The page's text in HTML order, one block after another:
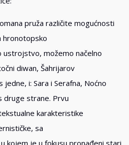
pruža različite mogućnosti
hronotopsko
možemo načelno
diwan, Šahrijarov
i: Sara i Serafna, Noćno
druge strane. Prvu
karakteristike
sa